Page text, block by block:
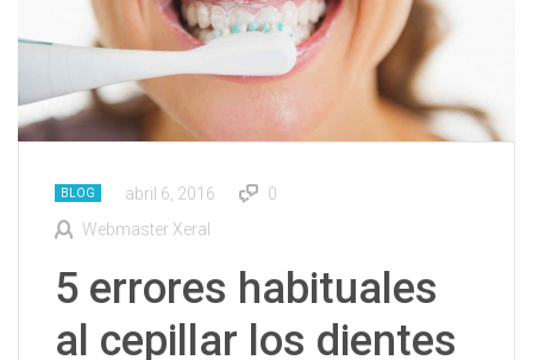
BLOG abril 6, 2016
0
Webmaster Xeral
5 errores habituales
al cepillar los dientes